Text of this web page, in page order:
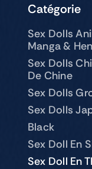
Catégorie
Sex Dolls
Manga &
Sex Dolls
De Chine
Sex Dolls
Sex Dolls
Black
Sex Doll En
Sex Doll En